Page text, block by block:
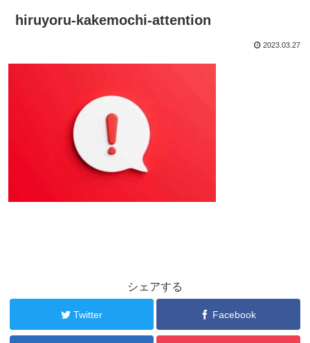
hiruyoru-kakemochi-attention
2023.03.27
シェアする
Twitter Facebook